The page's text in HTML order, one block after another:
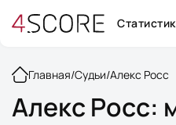
Главная/Судьи/Алекс Росс
Алекс Росс: